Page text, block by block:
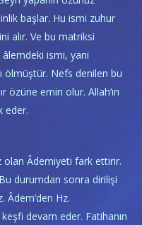
başlar. Hu ismi zuhur
alır. Ve bu matriksi
ismi, yani
ölmüştür. Nefs denilen bu
özüne emin olur. Allah’ın
eder.
olan Âdemiyeti fark ettirir.
durumdan sonra dirilişi
Âdem’den Hz.
devam eder. Fatihanın